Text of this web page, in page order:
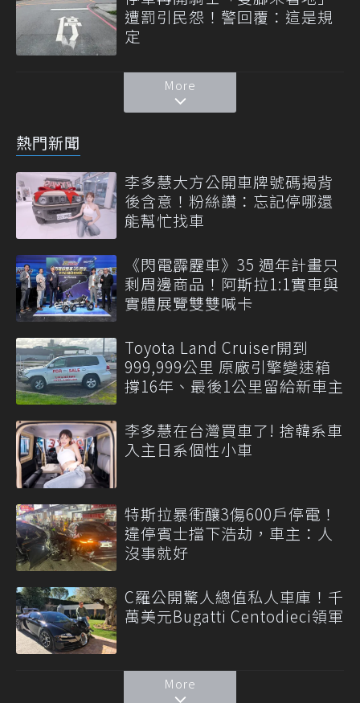
遭罰引民怨！警回覆：這是規
定
More
熱門新聞
李多慧大方公開車牌號碼揭背
後含意！粉絲讚：忘記停哪還
能幫忙找車
《閃電霹靂車》35 週年計畫只
剩周邊商品！阿斯拉1:1實車與
實體展覽雙雙喊卡
Toyota Land Cruiser開到
999,999公里 原廠引擎變速箱
撐16年、最後1公里留給新車主
李多慧在台灣買車了! 捨韓系車
入主日系個性小車
特斯拉暴衝釀3傷600戶停電！
違停賓士擋下浩劫，車主：人
沒事就好
C羅公開驚人總值私人車庫！千
萬美元Bugatti Centodieci領軍
More